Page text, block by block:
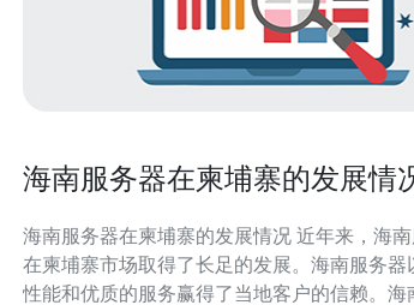
海南服务器在柬埔寨的发展情
海南服务器在柬埔寨的发展情况 近年来，海南服务器业务
在柬埔寨市场取得了长足的发展。海南服务器
性能和优质的服务赢得了当地客户的信赖。海